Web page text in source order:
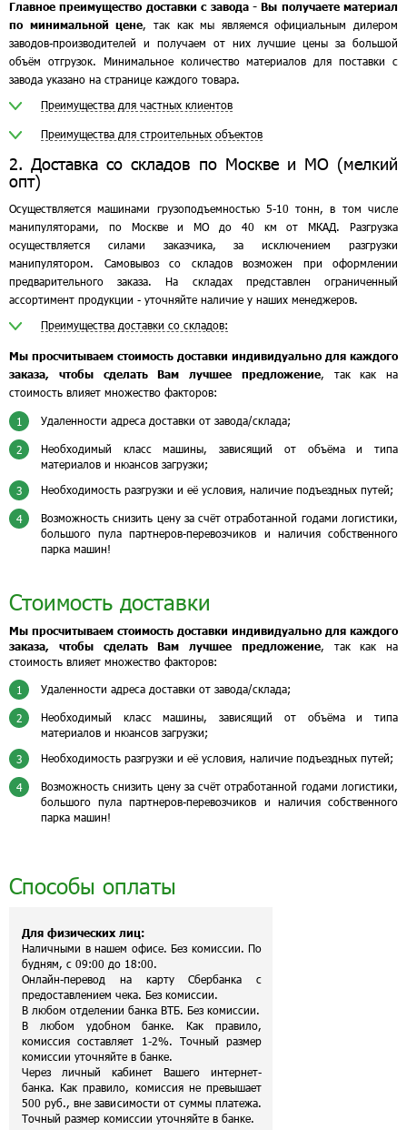
Главное преимущество доставки с завода - Вы получаете материал
по минимальной цене, так как мы являемся официальным дилером
заводов-производителей и получаем от них лучшие цены за большой
объём отгрузок. Минимальное количество материалов для поставки с
завода указано на странице каждого товара.
Преимущества для частных клиентов
Преимущества для строительных объектов
2. Доставка со складов по Москве и МО (мелкий
опт)
Осуществляется машинами грузоподъемностью 5-10 тонн, в том числе
манипуляторами, по Москве и МО до 40 км от МКАД. Разгрузка
осуществляется силами заказчика, за исключением разгрузки
манипулятором. Самовывоз со складов возможен при оформлении
предварительного заказа. На складах представлен ограниченный
ассортимент продукции - уточняйте наличие у наших менеджеров.
Преимущества доставки со складов:
Мы просчитываем стоимость доставки индивидуально для каждого
заказа, чтобы сделать Вам лучшее предложение, так как на
стоимость влияет множество факторов:
1 Удаленности адреса доставки от завода/склада;
2
Необходимый класс машины, зависящий от объёма и типа
материалов и нюансов загрузки;
3 Необходимость разгрузки и её условия, наличие подъездных путей;
4
Возможность снизить цену за счёт отработанной годами логистики,
большого пула партнеров-перевозчиков и наличия собственного
парка машин!
Стоимость доставки
Мы просчитываем стоимость доставки индивидуально для каждого
заказа, чтобы сделать Вам лучшее предложение, так как на
стоимость влияет множество факторов:
1 Удаленности адреса доставки от завода/склада;
2
Необходимый класс машины, зависящий от объёма и типа
материалов и нюансов загрузки;
3 Необходимость разгрузки и её условия, наличие подъездных путей;
4
Возможность снизить цену за счёт отработанной годами логистики,
большого пула партнеров-перевозчиков и наличия собственного
парка машин!
Способы оплаты
Для физических лиц:
Наличными в нашем офисе. Без комиссии. По
будням, с 09:00 до 18:00.
Онлайн-перевод на карту Сбербанка с
предоставлением чека. Без комиссии.
В любом отделении банка ВТБ. Без комиссии.
В любом удобном банке. Как правило,
комиссия составляет 1-2%. Точный размер
комиссии уточняйте в банке.
Через личный кабинет Вашего интернет-
банка. Как правило, комиссия не превышает
500 руб., вне зависимости от суммы платежа.
Точный размер комиссии уточняйте в банке.